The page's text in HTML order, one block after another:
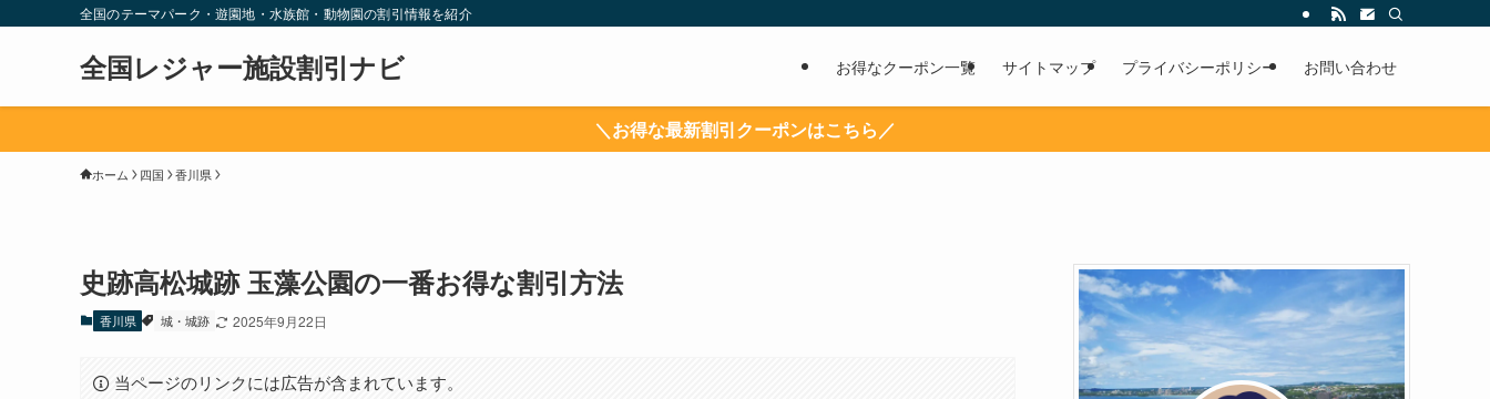
全国のテーマパーク・遊園地・水族館・動物園の割引情報を紹介
全国レジャー施設割引ナビ お得なクーポン一覧 サイトマップ プライバシーポリシー お問い合わせ
＼お得な最新割引クーポンはこちら／
ホーム 四国 香川県
史跡高松城跡 玉藻公園の一番お得な割引方法
香川県 城・城跡 2025年9月22日
当ページのリンクには広告が含まれています。